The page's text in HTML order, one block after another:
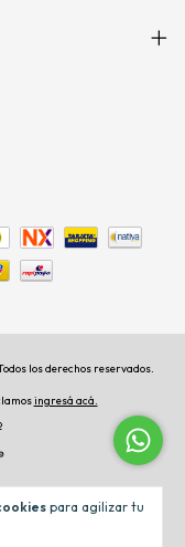
para agilizar tu
los derechos reservados.
ingresá acá.